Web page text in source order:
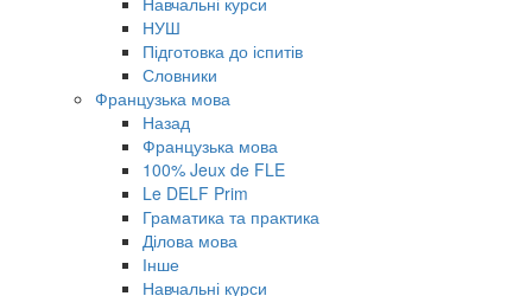
НУШ
Підготовка до іспитів
Словники
Французька мова
Назад
Французька мова
100% Jeux de FLE
Le DELF Prim
Граматика та практика
Ділова мова
Інше
Навчальні курси